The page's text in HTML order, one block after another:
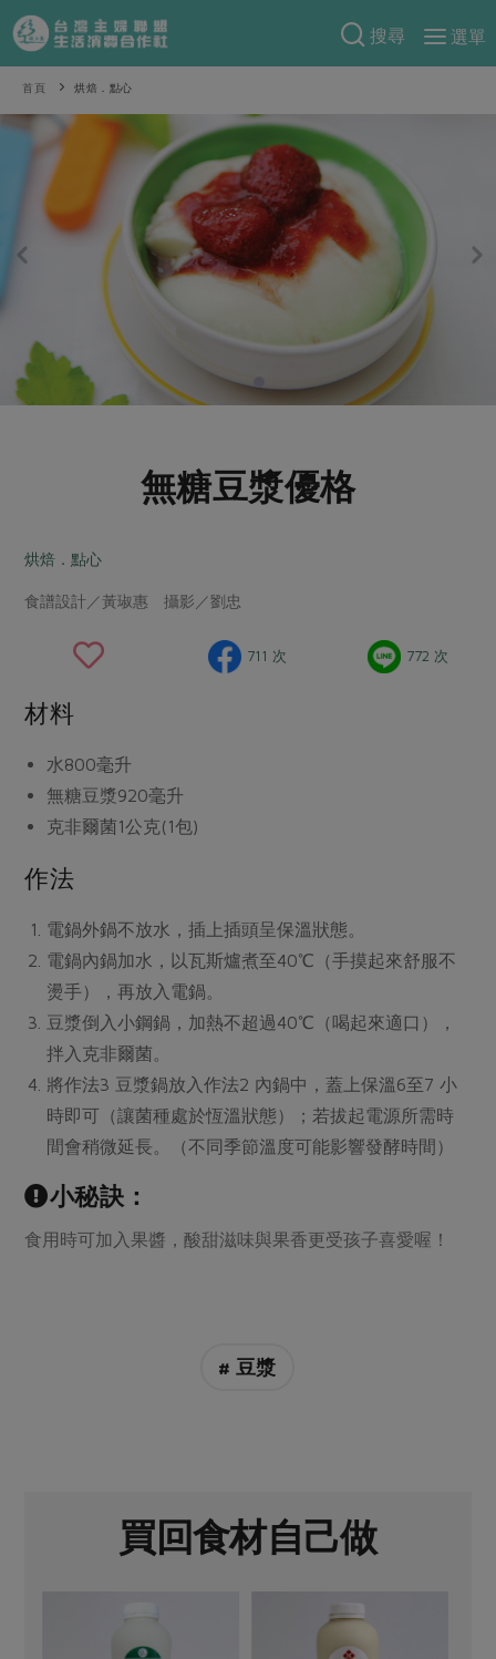
搜尋
選單
產品分類
當季蔬果
一籃菜 當令水果
芽苗類 蕈菇類
辛香料類
奶蛋豆・五穀
蛋 乳製品
米麵雜糧
水產
調理食材・點心
調味醬料/南北貨 烘焙
保健食品
居家好物
美妝保養
家庭清潔
防災用品
最新產品
優惠專區
素食專區
食譜料理
食材
米食
麵食
海鮮
湯品．鍋物
漬物
飲品
年菜食譜
養身食補
節慶大餐
高麗菜海鮮煎餅
特別企畫
預購活動
把最好的台灣味帶回家！
防災用品預購圓滿結束
2026年端午節預購圓滿結束
更多預購活動
合作25-精選產品第四彈
合作25-精選產品第三彈
更多當季產品
議題活動
主婦聯盟X樂齡網特約優惠案
30%rPET紅烏龍茶
2024農業發展計畫年度報告
更多議題活動
把最好的台灣味帶回家！
主婦食堂 一籃菜真心話
社內大小事 合作聯合國
親子食育
關注議題
減硝酸鹽
非基改運動 支持本土農糧
減添加物
公益金
更多議題
生活者e週報
綠主張月刊
典藏閱覽室
關於合作社
認識合作社
關於我們
產品檢驗
自主把關
檢驗報告
社員權益
合作社法規
社務專區
選舉專區
最新消息
媒體報導
下載專區
地區活動
社務會議 地區活動
活動報下載
重要公告
首頁 烘焙．點心
無糖豆漿優格
烘焙．點心
食譜設計／黃琡惠 攝影／劉忠
711 次 772 次
材料
水800毫升
無糖豆漿920毫升
克非爾菌1公克(1包)
作法
電鍋外鍋不放水，插上插頭呈保溫狀態。
電鍋內鍋加水，以瓦斯爐煮至40℃（手摸起來舒服不
燙手），再放入電鍋。
豆漿倒入小鋼鍋，加熱不超過40℃（喝起來適口），
拌入克非爾菌。
將作法3 豆漿鍋放入作法2 內鍋中，蓋上保溫6至7 小
時即可（讓菌種處於恆溫狀態）；若拔起電源所需時
間會稍微延長。（不同季節溫度可能影響發酵時間）
小秘訣：
食用時可加入果醬，酸甜滋味與果香更受孩子喜愛喔！
# 豆漿
買回食材自己做